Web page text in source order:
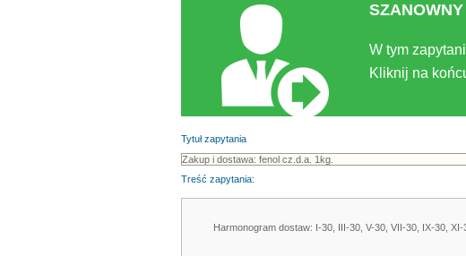
W tym
Kliknij na
Tytuł zapytania
Treść zapytania:
Harmonogram dostaw: I-30, III-30, V-30, VII-30, IX-30, XI-